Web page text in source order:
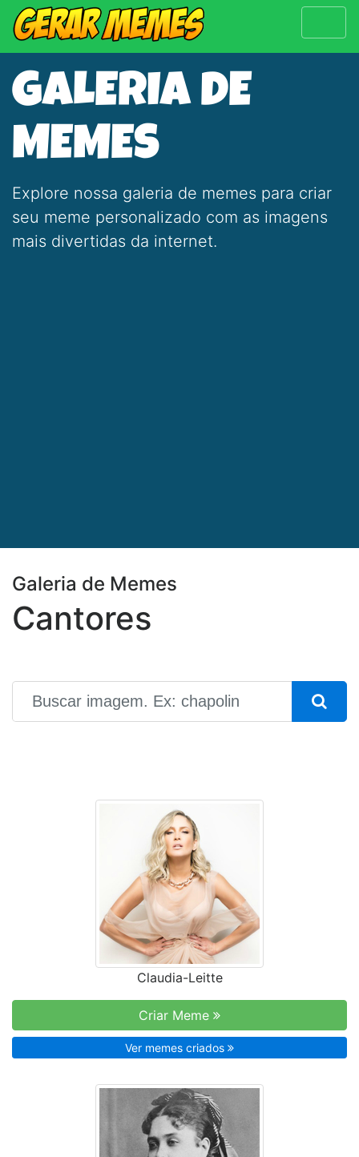
GALERIA DE
MEMES
Explore nossa galeria de memes para criar
seu meme personalizado com as imagens
mais divertidas da internet.
Galeria de Memes
Cantores
Claudia-Leitte
Criar Meme
Ver memes criados